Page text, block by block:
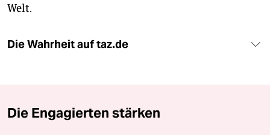
Welt.
Die Wahrheit auf taz.de
Die Engagierten stärken